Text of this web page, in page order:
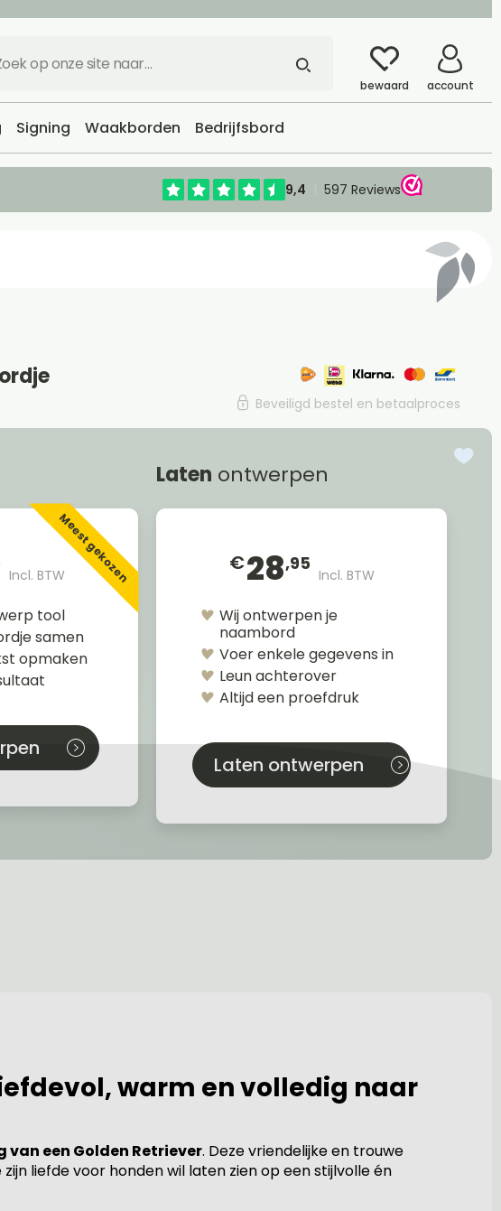
bewaard account
Signing Waakborden Bedrijfsbord
Beveiligd bestel en betaalproces
Incl. BTWMeest gekozen
tool
samen
opmaken
Laten ontwerpen
€28,95
Incl. BTW
Wij ontwerpen je
naambord
Voer enkele gegevens in
Leun achterover
Altijd een proefdruk
Laten ontwerpen
warm en volledig naar
een Golden Retriever. Deze vriendelijke en trouwe
liefde voor honden wil laten zien op een stijlvolle én